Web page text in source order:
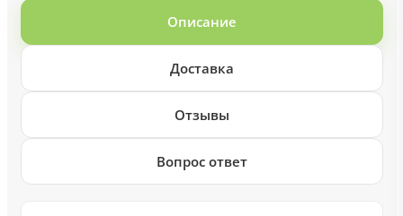
Описание
Доставка
Отзывы
Вопрос ответ